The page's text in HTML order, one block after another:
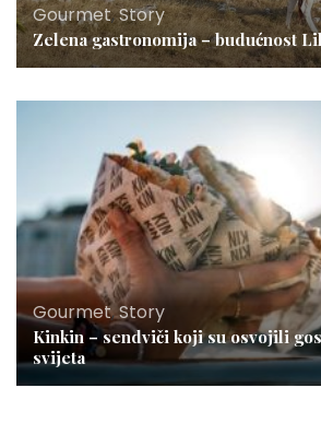
Gourmet,Story
Zelena gastronomija – budućnost
Gourmet,Story
Kinkin – sendviči koji su osvojili
svijeta